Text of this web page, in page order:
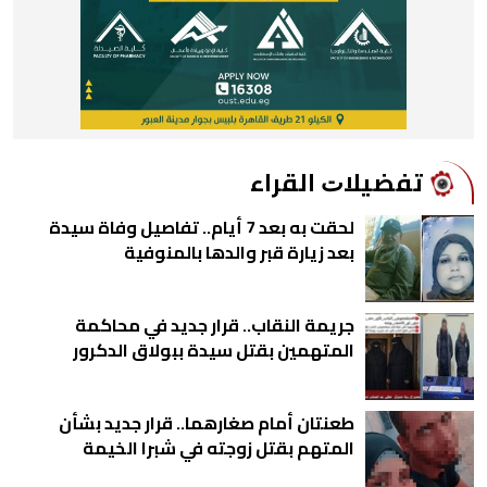
ﺗﻔﻀﻴﻼﺕ اﻟﻘﺮاء
لحقت به بعد 7 أيام.. تفاصيل وفاة سيدة
بعد زيارة قبر والدها بالمنوفية
جريمة النقاب.. قرار جديد في محاكمة
المتهمين بقتل سيدة ببولاق الدكرور
طعنتان أمام صغارهما.. قرار جديد بشأن
المتهم بقتل زوجته في شبرا الخيمة